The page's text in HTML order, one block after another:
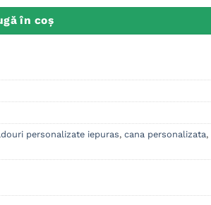
în coș
personalizate iepuras, cana personalizata,